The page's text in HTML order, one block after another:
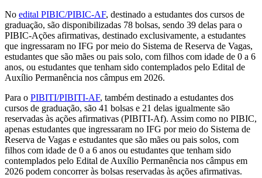
No edital PIBIC/PIBIC-AF, destinado a estudantes dos cursos de
graduação, são disponibilizadas 78 bolsas, sendo 39 delas para o
PIBIC-Ações afirmativas, destinado exclusivamente, a estudantes
que ingressaram no IFG por meio do Sistema de Reserva de Vagas,
estudantes que são mães ou pais solo, com filhos com idade de 0 a 6
anos, ou estudantes que tenham sido contemplados pelo Edital de
Auxílio Permanência nos câmpus em 2026.
Para o PIBITI/PIBITI-AF, também destinado a estudantes dos
cursos de graduação, são 41 bolsas e 21 delas igualmente são
reservadas às ações afirmativas (PIBITI-Af). Assim como no PIBIC,
apenas estudantes que ingressaram no IFG por meio do Sistema de
Reserva de Vagas e estudantes que são mães ou pais solos, com
filhos com idade de 0 a 6 anos ou estudantes que tenham sido
contemplados pelo Edital de Auxílio Permanência nos câmpus em
2026 podem concorrer às bolsas reservadas às ações afirmativas.